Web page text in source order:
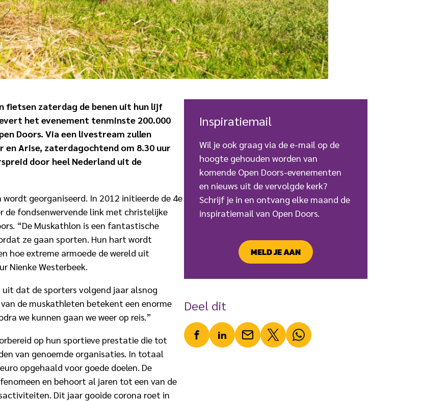
fietsen zaterdag de benen uit hun lijf
het evenement tenminste 200.000
Doors. Via een livestream zullen
en Arise, zaterdagochtend om 8.30 uur
door heel Nederland uit de
georganiseerd. In 2012 initieerde de 4e
de fondsenwervende link met christelijke
“De Muskathlon is een fantastische
ze gaan sporten. Hun hart wordt
hoe extreme armoede de wereld uit
Nienke Westerbeek.
dat de sporters volgend jaar alsnog
de muskathleten betekent een enorme
we kunnen gaan we weer op reis.”
op hun sportieve prestatie die tot
van genoemde organisaties. In totaal
opgehaald voor goede doelen. De
en behoort al jaren tot een van de
Dit jaar gooide corona roet in
Inspiratiemail
Wil je ook graag via de e-mail op de
hoogte gehouden worden van
komende Open Doors-evenementen
en nieuws uit de vervolgde kerk?
Schrijf je in en ontvang elke maand de
inspiratiemail van Open Doors.
MELD JE AAN
Deel dit